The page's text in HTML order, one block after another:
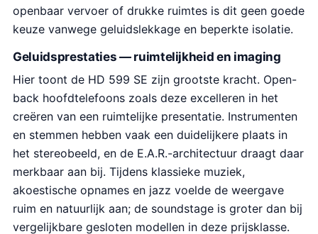
openbaar vervoer of drukke ruimtes is dit geen goede
keuze vanwege geluidslekkage en beperkte isolatie.
Geluidsprestaties — ruimtelijkheid en imaging
Hier toont de HD 599 SE zijn grootste kracht. Open-
back hoofdtelefoons zoals deze excelleren in het
creëren van een ruimtelijke presentatie. Instrumenten
en stemmen hebben vaak een duidelijkere plaats in
het stereobeeld, en de E.A.R.-architectuur draagt daar
merkbaar aan bij. Tijdens klassieke muziek,
akoestische opnames en jazz voelde de weergave
ruim en natuurlijk aan; de soundstage is groter dan bij
vergelijkbare gesloten modellen in deze prijsklasse.